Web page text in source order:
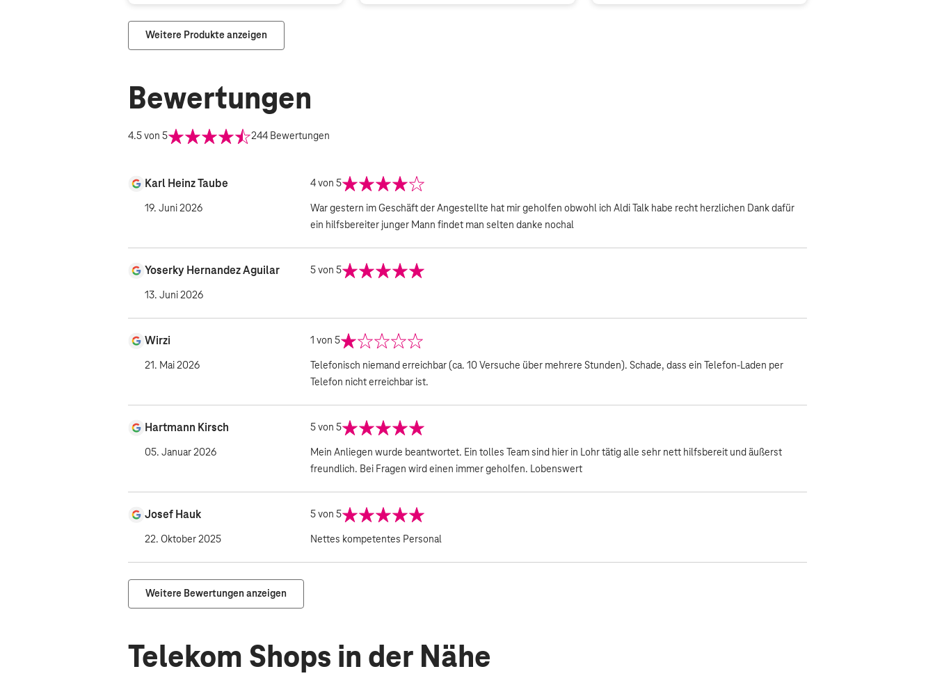
Weitere Produkte anzeigen
Bewertungen
4.5von 5 244 Bewertungen
Karl Heinz Taube
19. Juni 2026
4von 5
War gestern im Geschäft der Angestellte hat mir geholfen obwohl ich Aldi Talk habe recht herzlichen Dank dafür
ein hilfsbereiter junger Mann findet man selten danke nochal
Yoserky Hernandez Aguilar
13. Juni 2026
5von 5
Wirzi
21. Mai 2026
1 von 5
Telefonisch niemand erreichbar (ca. 10 Versuche über mehrere Stunden). Schade, dass ein Telefon-Laden per
Telefon nicht erreichbar ist.
Hartmann Kirsch
05. Januar 2026
5von 5
Mein Anliegen wurde beantwortet. Ein tolles Team sind hier in Lohr tätig alle sehr nett hilfsbereit und äußerst
freundlich. Bei Fragen wird einen immer geholfen. Lobenswert
Josef Hauk
22. Oktober 2025
5von 5
Nettes kompetentes Personal
Weitere Bewertungen anzeigen
Telekom Shops in der Nähe